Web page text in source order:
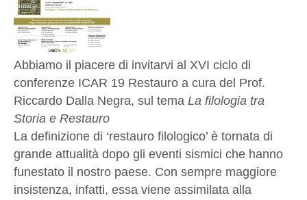
Abbiamo il piacere di invitarvi al XVI ciclo di
conferenze ICAR 19 Restauro a cura del Prof.
Riccardo Dalla Negra, sul temaLa filologia tra
Storia e Restauro
La definizione di ‘restauro filologico’ è tornata di
grande attualità dopo gli eventi sismici che hanno
funestato il nostro paese. Con sempre maggiore
insistenza, infatti, essa viene assimilata alla